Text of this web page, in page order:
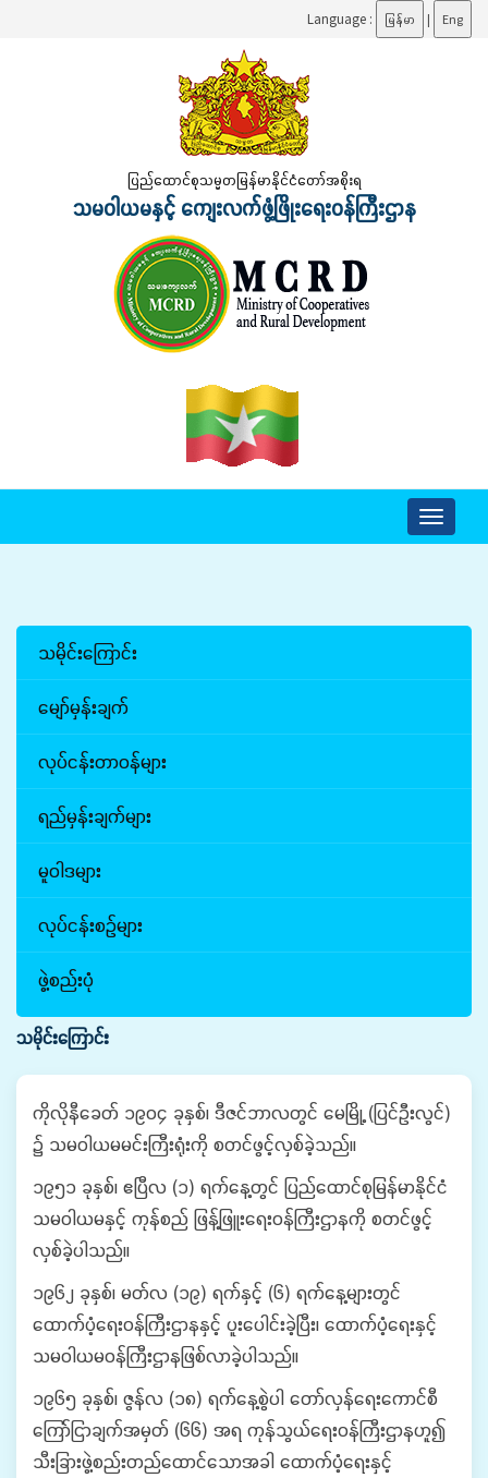
Language : မြန်မာ | Eng
ပြည်ထောင်စုသမ္မတမြန်မာနိုင်ငံတော်အစိုးရ
သမဝါယမနှင့် ကျေးလက်ဖွံ့ဖြိုးရေးဝန်ကြီးဌာန
Toggle
သမိုင်းကြောင်း
မျော်မှန်းချက်
လုပ်ငန်းတာဝန်များ
ရည်မှန်းချက်များ
မူဝါဒများ
လုပ်ငန်းစဉ်များ
ဖွဲ့စည်းပုံ
သမိုင်းကြောင်း
ကိုလိုနီခေတ် ၁၉၀၄ ခုနှစ်၊ ဒီဇင်ဘာလတွင် မေမြို့ (ပြင်ဦးလွင်)
၌ သမဝါယမမင်းကြီးရုံးကို စတင်ဖွင့်လှစ်ခဲ့သည်။
၁၉၅၁ ခုနှစ်၊ ဧပြီလ (၁) ရက်နေ့တွင် ပြည်ထောင်စုမြန်မာနိုင်ငံ
သမဝါယမနှင့် ကုန်စည် ဖြန့်ဖြူးရေးဝန်ကြီးဌာနကို စတင်ဖွင့်
လှစ်ခဲ့ပါသည်။
၁၉၆၂ ခုနှစ်၊ မတ်လ (၁၉) ရက်နှင့် (၆) ရက်နေ့များတွင်
ထောက်ပံ့ရေးဝန်ကြီးဌာနနှင့် ပူးပေါင်းခဲ့ပြီး၊ ထောက်ပံ့ရေးနှင့်
သမဝါယမဝန်ကြီးဌာနဖြစ်လာခဲ့ပါသည်။
၁၉၆၅ ခုနှစ်၊ ဇွန်လ (၁၈) ရက်နေ့စွဲပါ တော်လှန်ရေးကောင်စီ
ကြော်ငြာချက်အမှတ် (၆၆) အရ ကုန်သွယ်ရေးဝန်ကြီးဌာနဟူ၍
သီးခြားဖွဲ့စည်းတည်ထောင်သောအခါ ထောက်ပံ့ရေးနှင့်